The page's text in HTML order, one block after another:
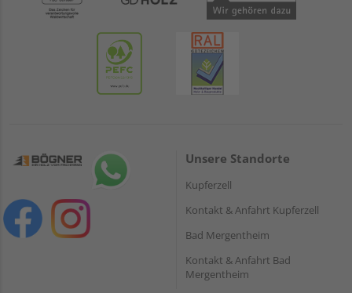
Unsere Standorte
Kupferzell
Kontakt & Anfahrt Kupferzell
Bad Mergentheim
Kontakt & Anfahrt Bad
Mergentheim